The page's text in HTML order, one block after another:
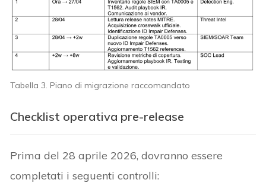
Tabella 3. Piano di migrazione raccomandato
Checklist operativa pre-release
Prima del 28 aprile 2026, dovranno essere
completati i seguenti controlli: